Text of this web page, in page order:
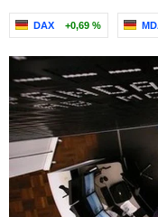
DAX +0,69 %